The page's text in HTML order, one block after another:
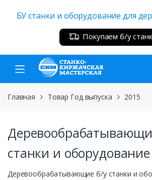
БУ станки и оборудование для
Покупаем б/у
Главная Товар Год выпуска 2015
станки и оборудование
Деревообрабатывающие б/у станки и